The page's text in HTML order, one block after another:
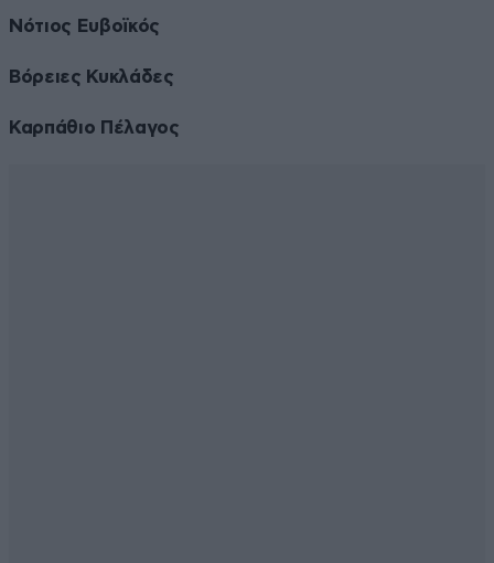
Νότιος Ευβοϊκός
Βόρειες Κυκλάδες
Καρπάθιο Πέλαγος